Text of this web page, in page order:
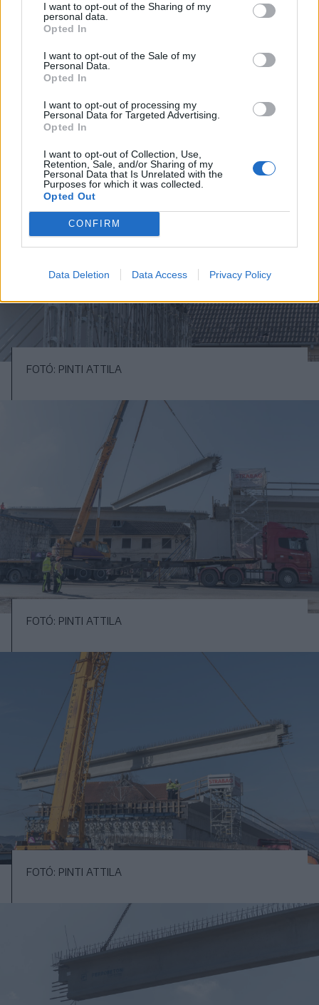
I want to opt-out of the Sharing of my
personal data.
Opted In
I want to opt-out of the Sale of my
Personal Data.
Opted In
I want to opt-out of processing my
Personal Data for Targeted Advertising.
Opted In
I want to opt-out of Collection, Use,
Retention, Sale, and/or Sharing of my
Personal Data that Is Unrelated with the
Purposes for which it was collected.
Opted Out
CONFIRM
Data Deletion Data Access Privacy Policy
FOTÓ: PINTI ATTILA
FOTÓ: PINTI ATTILA
FOTÓ: PINTI ATTILA
FOTÓ: PINTI ATTILA